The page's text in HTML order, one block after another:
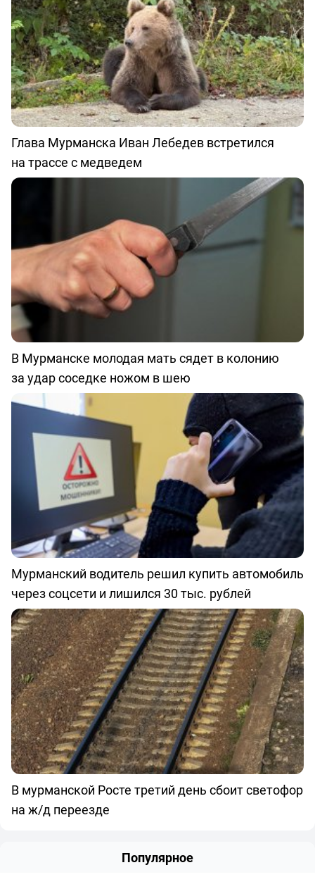
Глава Мурманска Иван Лебедев встретился
на трассе с медведем
В Мурманске молодая мать сядет в колонию
за удар соседке ножом в шею
Мурманский водитель решил купить автомобиль
через соцсети и лишился 30 тыс. рублей
В мурманской Росте третий день сбоит светофор
на ж/д переезде
Популярное